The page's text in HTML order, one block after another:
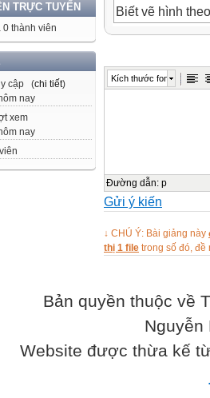
TRỰC TUYẾN
0 thành viên
cập (chi tiết)
nay
xem
nay
Biết vẽ hình
GV : Chuẩn bị
HS : Chuẩn bị
Câu
2
3
Nội dung
Hai đường
Kích thước font
Đường dẫn: p
Gửi ý kiến
↓ CHÚ Ý: Bài giảng này
thị 1 file trong số đó, đề
Bản quyền thuộc về
Nguyễn
Website được thừa kế